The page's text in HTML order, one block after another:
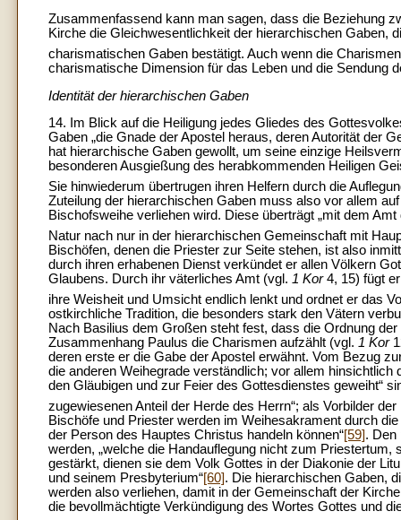
Zusammenfassend kann man sagen, dass die Beziehung
Kirche die Gleichwesentlichkeit der hierarchischen Gaben,
charismatischen Gaben bestätigt. Auch wenn die
charismatische Dimension für das Leben und die Sendung
Identität der hierarchischen Gaben
14. Im Blick auf die Heiligung jedes Gliedes des
Gaben „die Gnade der Apostel heraus, deren Autorität der
hat hierarchische Gaben gewollt, um seine einzige
besonderen Ausgießung des herabkommenden Heiligen
Sie hinwiederum übertrugen ihren Helfern durch die
Zuteilung der hierarchischen Gaben muss also vor allem
Bischofsweihe verliehen wird. Diese überträgt „mit dem
Natur nach nur in der hierarchischen Gemeinschaft mit
Bischöfen, denen die Priester zur Seite stehen, ist also
durch ihren erhabenen Dienst verkündet er allen Völkern
Glaubens. Durch ihr väterliches Amt (vgl. 1 Kor4, 15) fügt
ihre Weisheit und Umsicht endlich lenkt und ordnet er das
ostkirchliche Tradition, die besonders stark den Vätern
Nach Basilius dem Großen steht fest, dass die Ordnung
Zusammenhang Paulus die Charismen aufzählt (vgl. 1 Kor
deren erste er die Gabe der Apostel erwähnt. Vom Bezug
die anderen Weihegrade verständlich; vor allem
den Gläubigen und zur Feier des Gottesdienstes geweiht“
zugewiesenen Anteil der Herde des Herrn“; als Vorbilder
Bischöfe und Priester werden im Weihesakrament durch
der Person des Hauptes Christus handeln können“[59]. Den
werden, „welche die Handauflegung nicht zum
gestärkt, dienen sie dem Volk Gottes in der Diakonie der
und seinem Presbyterium“[60]. Die hierarchischen Gaben,
werden also verliehen, damit in der Gemeinschaft der
die bevollmächtigte Verkündigung des Wortes Gottes und